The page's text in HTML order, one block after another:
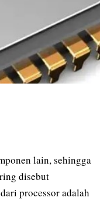
lain, sehingga
disebut
processor adalah